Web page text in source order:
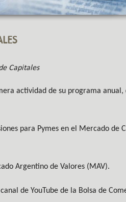
Capitales
actividad de su programa anual,
para Pymes en el Mercado de
Argentino de Valores (MAV).
de YouTube de la Bolsa de